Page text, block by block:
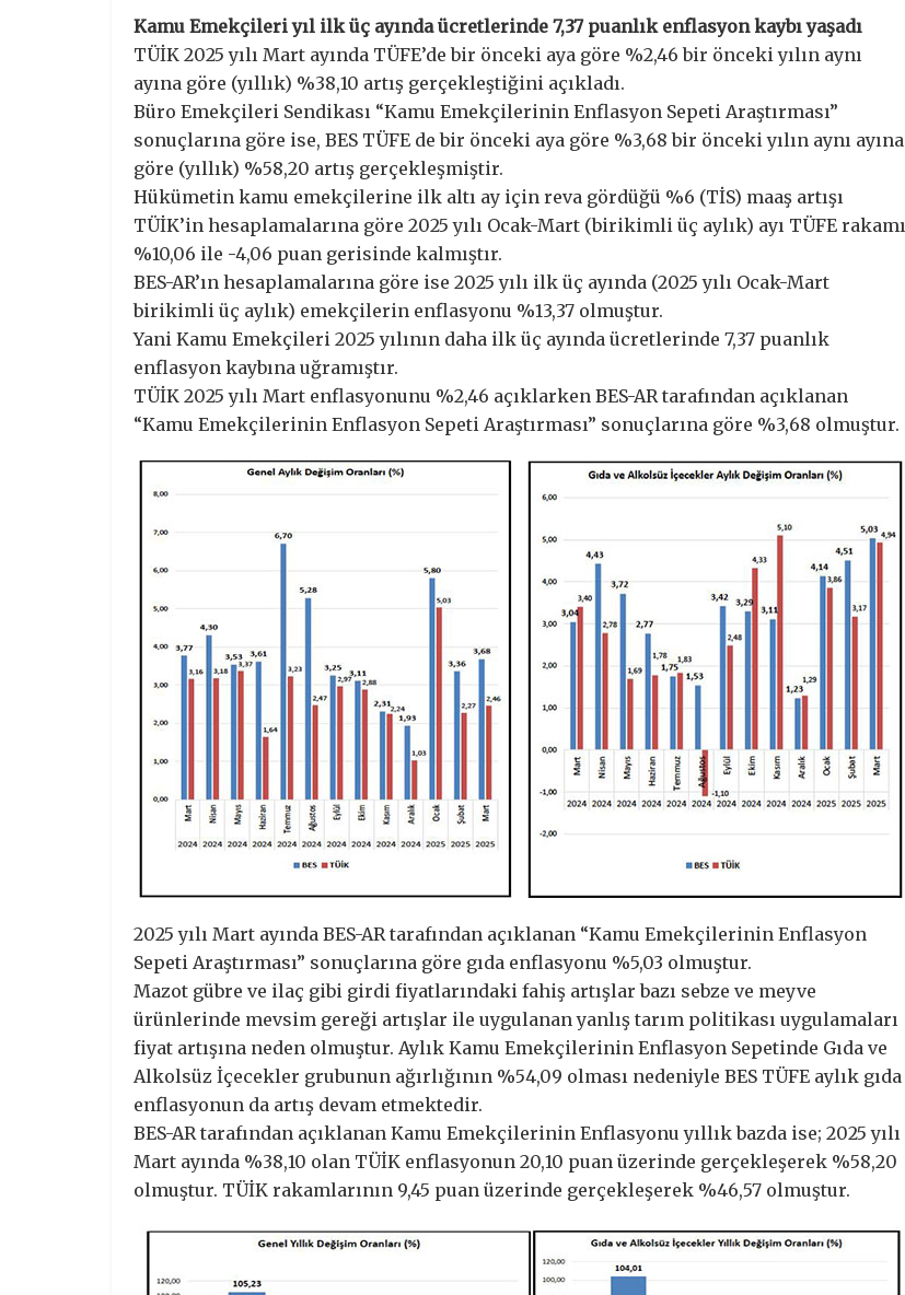
Kamu Emekçileri yıl ilk üç ayında ücretlerinde 7,37 puanlık enflasyon kaybı yaşadı
TÜİK 2025 yılı Mart ayında TÜFE’de bir önceki aya göre %2,46 bir önceki yılın aynı
ayına göre (yıllık) %38,10 artış gerçekleştiğini açıkladı.
Büro Emekçileri Sendikası “Kamu Emekçilerinin Enflasyon Sepeti Araştırması”
sonuçlarına göre ise, BES TÜFE de bir önceki aya göre %3,68 bir önceki yılın aynı ayına
göre (yıllık) %58,20 artış gerçekleşmiştir.
Hükümetin kamu emekçilerine ilk altı ay için reva gördüğü %6 (TİS) maaş artışı
TÜİK’in hesaplamalarına göre 2025 yılı Ocak-Mart (birikimli üç aylık) ayı TÜFE rakamı
%10,06 ile -4,06 puan gerisinde kalmıştır.
BES-AR’ın hesaplamalarına göre ise 2025 yılı ilk üç ayında (2025 yılı Ocak-Mart
birikimli üç aylık) emekçilerin enflasyonu %13,37 olmuştur.
Yani Kamu Emekçileri 2025 yılının daha ilk üç ayında ücretlerinde 7,37 puanlık
enflasyon kaybına uğramıştır.
TÜİK 2025 yılı Mart enflasyonunu %2,46 açıklarken BES-AR tarafından açıklanan
“Kamu Emekçilerinin Enflasyon Sepeti Araştırması” sonuçlarına göre %3,68 olmuştur.
2025 yılı Mart ayında BES-AR tarafından açıklanan “Kamu Emekçilerinin Enflasyon
Sepeti Araştırması” sonuçlarına göre gıda enflasyonu %5,03 olmuştur.
Mazot gübre ve ilaç gibi girdi fiyatlarındaki fahiş artışlar bazı sebze ve meyve
ürünlerinde mevsim gereği artışlar ile uygulanan yanlış tarım politikası uygulamaları
fiyat artışına neden olmuştur. Aylık Kamu Emekçilerinin Enflasyon Sepetinde Gıda ve
Alkolsüz İçecekler grubunun ağırlığının %54,09 olması nedeniyle BES TÜFE aylık gıda
enflasyonun da artış devam etmektedir.
BES-AR tarafından açıklanan Kamu Emekçilerinin Enflasyonu yıllık bazda ise; 2025 yılı
Mart ayında %38,10 olan TÜİK enflasyonun 20,10 puan üzerinde gerçekleşerek %58,20
olmuştur. TÜİK rakamlarının 9,45 puan üzerinde gerçekleşerek %46,57 olmuştur.